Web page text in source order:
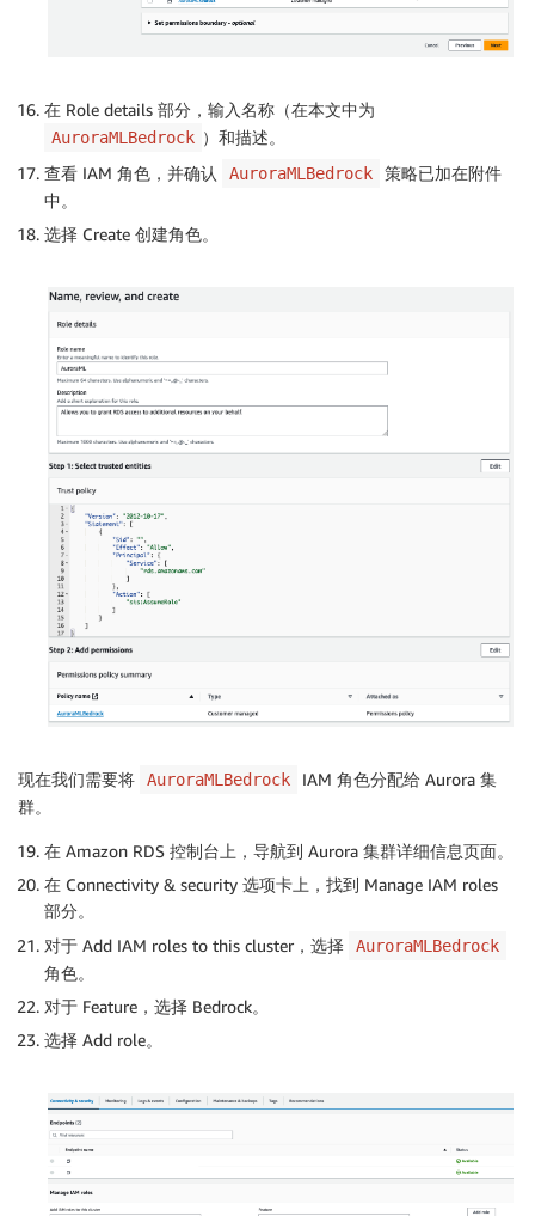
在 Role details 部分，输入名称（在本文中为
AuroraMLBedrock ）和描述。
查看 IAM 角色，并确认
AuroraMLBedrock
策略已加在附件
中。
选择 Create 创建角色。
现在我们需要将 AuroraMLBedrock
IAM 角色分配给 Aurora 集
群。
在 Amazon RDS 控制台上，导航到 Aurora 集群详细信息页面。
在 Connectivity & security 选项卡上，找到 Manage IAM roles
部分。
对于 Add IAM roles to this cluster，选择
AuroraMLBedrock
角色。
对于 Feature，选择 Bedrock。
选择 Add role。